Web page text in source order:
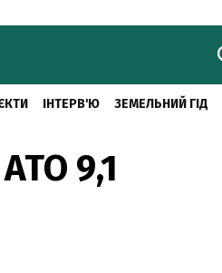
ІНТЕРВ'Ю ЗЕМЕЛЬНИЙ ГІД
9,1